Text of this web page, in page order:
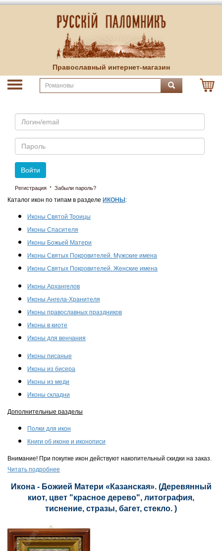
Православный интернет-магазин
Email
Пароль
Войти
Регистрация · Забыли пароль?
Каталог икон по типам в разделе ИКОНЫ :
Иконы Святой Троицы
Иконы Спасителя
Иконы Божьей Матери
Иконы Святых Покровителей. Мужские имена
Иконы Святых Покровителей. Женские имена
Иконы Архангелов
Иконы Ангела-Хранителя
Иконы православных праздников
Иконы в киоте
Иконы для венчания
Иконы писаные
Иконы из бисера
Иконы из меди
Иконы складни
Дополнительные разделы
Полки для икон
Книги об иконе и иконописи
Внимание! При покупке икон действуют накопительный скидки на заказ.
Читать подробнее
Икона - Божией Матери «Казанская». (Деревянный
киот, цвет "красное дерево", литография,
тиснение, стразы, багет, стекло. )